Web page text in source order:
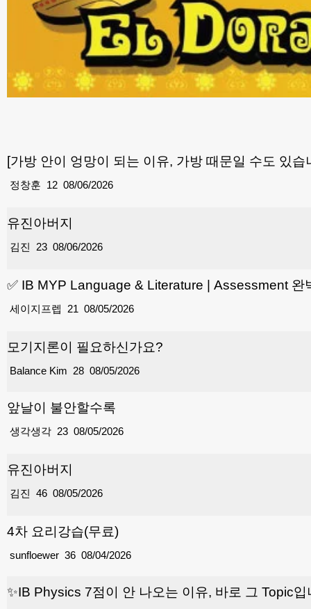
[가방 안이 엉망이 되는 이유, 가방 때문일 수도 있습
12
정창훈 08/06/2026
유진아버지
23
김진 08/06/2026
✅ IB MYP Language & Literature | Assessment 완
21
세이지프렙 08/05/2026
모기지론이 필요하신가요?
28
Balance Kim 08/05/2026
앞날이 불안할수록
23
생각생각 08/05/2026
유진아버지
46
김진 08/05/2026
4차 요리강습(무료)
36
sunfloewer 08/04/2026
✨IB Physics 7점이 안 나오는 이유, 바로 그 Topic입